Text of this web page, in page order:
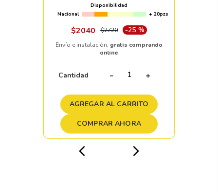
Disponibilidad
Nacional
+ 20pzs
$2040 $2720 -25 %
Envío e instalación, gratis comprando
online
Cantidad ＋
－
AGREGAR AL CARRITO
COMPRAR AHORA